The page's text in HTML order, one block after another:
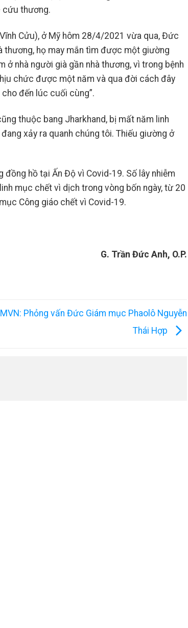
cứu thương.
Cửu), ở Mỹ hôm 28/4/2021 vừa qua, Đức
thương, họ may mắn tìm được một giường
ở nhà người già gần nhà thương, vì trong bệnh
chức được một năm và qua đời cách đây
đến lúc cuối cùng”.
thuộc bang Jharkhand, bị mất năm linh
xảy ra quanh chúng tôi. Thiếu giường ở
hồ tại Ấn Độ vì Covid-19. Số lây nhiễm
mục chết vì dịch trong vòng bốn ngày, từ 20
Công giáo chết vì Covid-19.
G. Trần Đức Anh, O.P.
Phỏng vấn Đức Giám mục Phaolô Nguyễn
Thái Hợp